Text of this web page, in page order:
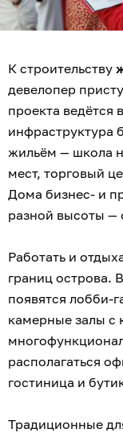
К строительству
девелопер
проекта ведётся
инфраструктура
жильём — школа
мест, торговый
Дома бизнес- и
разной высоты —
Работать и
границ острова.
появятся лобби-
камерные залы с
располагаться
гостиница и
Традиционные